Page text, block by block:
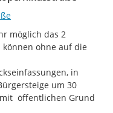
möglich das 2
ohne auf die
in
um 30
öffentlichen Grund